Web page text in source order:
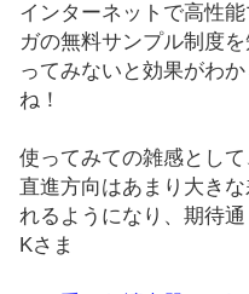
インターネットで高性
ガの無料サンプル制度
ってみないと効果がわ
ね！
使ってみての雑感とし
直進方向はあまり大き
れるようになり、期待
Kさま